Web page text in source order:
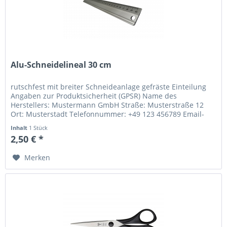
Alu-Schneidelineal 30 cm
rutschfest mit breiter Schneideanlage gefräste Einteilung
Angaben zur Produktsicherheit (GPSR) Name des
Herstellers: Mustermann GmbH Straße: Musterstraße 12
Ort: Musterstadt Telefonnummer: +49 123 456789 Email-
Inhalt 1 Stück
2,50 € *
Merken